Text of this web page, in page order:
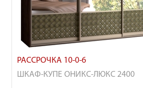
РАССРОЧКА 10-0-6
ШКАФ-КУПЕ ОНИКС-ЛЮКС 2400